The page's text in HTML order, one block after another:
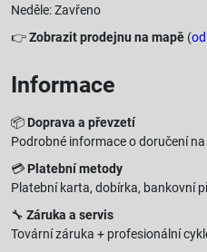
Neděle: Zavřeno
👉Zobrazit prodejnu na mapě (
Informace
📦 Doprava a převzetí
Podrobné informace o doručení
💳 Platební metody
Platební karta, dobírka, bankovní
🔧 Záruka a servis
Tovární záruka + profesionální